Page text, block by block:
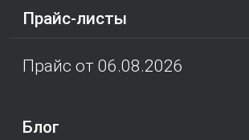
Прайс-листы
Прайс от 06.08.2026
Блог